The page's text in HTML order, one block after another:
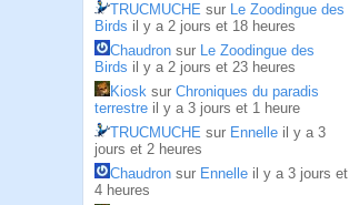
TRUCMUCHE sur Le Zoodingue des
Birds il y a 2 jours et 18 heures
Chaudron sur Le Zoodingue des
Birds il y a 2 jours et 23 heures
Kiosk sur Chroniques du paradis
terrestre il y a 3 jours et 1 heure
TRUCMUCHE sur Ennelle il y a 3
jours et 2 heures
Chaudron sur Ennelle il y a 3 jours et
4 heures